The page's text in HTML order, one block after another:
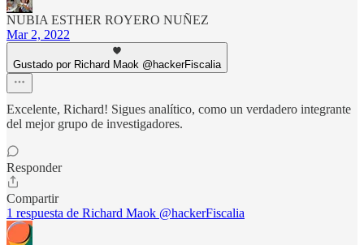
NUBIA ESTHER ROYERO NUÑEZ
Mar 2, 2022
Gustado por Richard Maok @hackerFiscalia
Excelente, Richard! Sigues analítico, como un verdadero integrante
del mejor grupo de investigadores.
Responder
Compartir
1 respuesta de Richard Maok @hackerFiscalia